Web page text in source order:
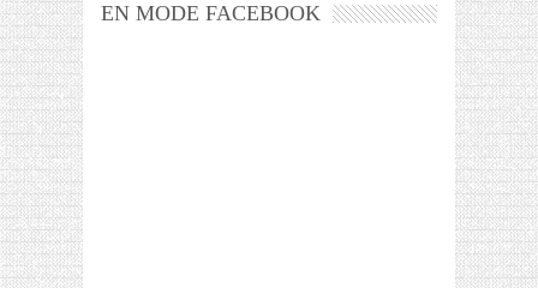
EN MODE FACEBOOK